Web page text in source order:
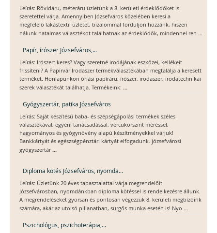
Leírás: Rövidáru, méteráru üzletünk a 8. kerületi érdeklődőket is
szeretettel várja. Amennyiben Józsefváros közelében keresi a
megfelelő lakástextil üzletet, bizalommal forduljon hozzánk, hiszen
nálunk hatalmas választékot találhatnak az érdeklődők, mindennel ren ...
Papír, írószer Józsefváros,...
Leírás: Irószert keres? Vagy szeretné irodájának eszközei, kellékeit
frissíteni? A Papírvár Irodaszer termékválasztékában megtalálja a keresett
terméket. Honlapunkon óriási papíráru, írószer, irodaszer, irodatechnikai
szerek választékát találhatja. Termékeink: ...
Gyógyszertár, patika Józsefváros
Leírás: Saját készítésű baba- és szépségápolási termékek széles
választékával, egyéni tanácsadással, vércukorszint méréssel,
hagyományos és gyógynövény alapú készítményekkel várjuk!
Bankkártyát és egészségpénztári kártyát elfogadunk. józsefvárosi
gyógyszertár ...
Diploma kötés Józsefváros, nyomda...
Leírás: Üzletünk 20 éves tapasztalattal várja megrendelőit
Józsefvárosban, nyomdánkban diploma kötéssel is rendelkezésre állunk.
A megrendeléseket gyorsan és pontosan végezzük 8. kerületi megbízóink
számára, akár az utolsó pillanatban, sürgős munka esetén is! Nyo ...
Pszichológus, pszichoterápia,...